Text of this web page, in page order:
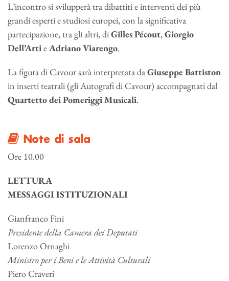
L’incontro si svilupperà tra dibattiti e interventi dei più
grandi esperti e studiosi europei, con la significativa
partecipazione, tra gli altri, diGilles Pécout,Giorgio
Dell’ArtieAdriano Viarengo.
La figura di Cavour sarà interpretata daGiuseppe Battiston
in inserti teatrali (gli Autografi di Cavour) accompagnati dal
Quartetto dei Pomeriggi Musicali.
Note di sala
Ore 10.00
LETTURA
MESSAGGI ISTITUZIONALI
Gianfranco Fini
Presidente della Camera dei Deputati
Lorenzo Ornaghi
Ministro per i Beni e le Attività Culturali
Piero Craveri